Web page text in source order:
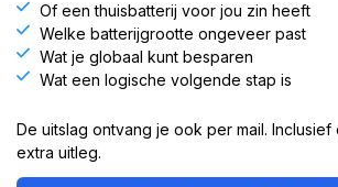
Of een thuisbatterij voor jou zin heeft
Welke batterijgrootte ongeveer past
Wat je globaal kunt besparen
Wat een logische volgende stap is
De uitslag ontvang je ook per mail. Inclusief
extra uitleg.